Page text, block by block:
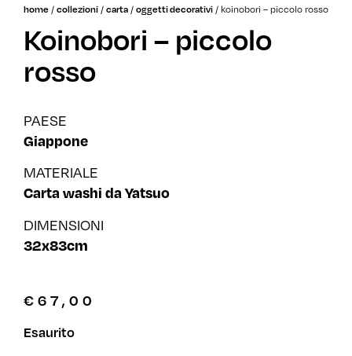
home / collezioni / carta / oggetti decorativi / koinobori – piccolo rosso
Koinobori – piccolo
rosso
PAESE
Giappone
MATERIALE
Carta washi da Yatsuo
DIMENSIONI
32x83cm
€ 67,00
Esaurito